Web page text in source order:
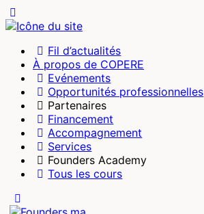
Side
Fil d’actualités
À propos de COPERE
Evénements
Opportunités professionnelles
Partenaires
Financement
Accompagnement
Services
Founders Academy
Tous les cours
Side